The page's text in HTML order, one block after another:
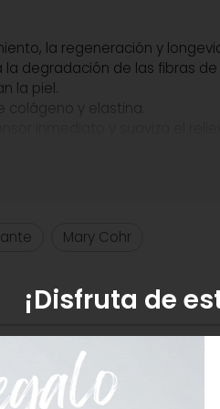
la regeneración y
la degradación de las fibras
la piel.
colágeno y elastina.
Isononanoate, Beeswax/Cire
Oleate, Dimethicone
Citronellol, Butylene
Glucose, Pyrus
Chloride, Potassium
Glycine, Potassium
Isoleucine,
Mary Cohr
¡Disfruta de